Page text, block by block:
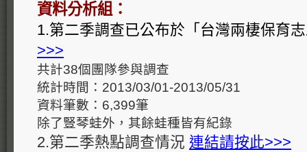
資料分析組：
1.第二季調查已公布於「台灣兩棲保育
>>>
共計38個團隊參與調查
統計時間：2013/03/01-2013/05/31
資料筆數：6,399筆
除了豎琴蛙外，其餘蛙種皆有紀錄
2.第二季熱點調查情況 連結請按此>>>